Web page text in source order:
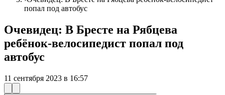
попал под автобус
Очевидец: В Бресте на Рябцева
ребёнок-велосипедист попал под
автобус
11 сентября 2023 в 16:57